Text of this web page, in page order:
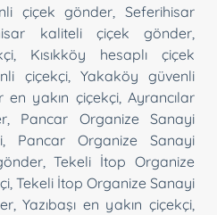
çiçek gönder ,Seferihisar
kaliteli çiçek gönder
Kısıkköy hesaplı çiçek
çiçekçi, Yakaköy güvenli
en yakın çiçekçi,Ayrancılar
, Pancar Organize Sanayi
Pancar Organize Sanayi
,Tekeli İtop Organize
Tekeli İtop Organize Sanayi
,Yazıbaşı en yakın çiçekçi